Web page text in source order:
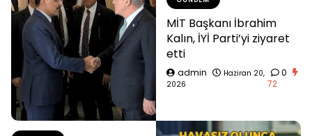
MİT Başkanı İbrahim
Kalın, İYİ Parti’yi ziyaret
etti
admin
Haziran 20,
2026
0
72